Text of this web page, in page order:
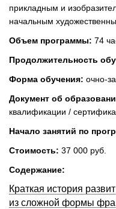
прикладным и
начальным
Объем программы: 74
Продолжительность
Форма обучения: очно-
Документ об
квалификации /
Начало занятий по
Стоимость: 37 000 руб.
Содержание:
Краткая история
из сложной формы